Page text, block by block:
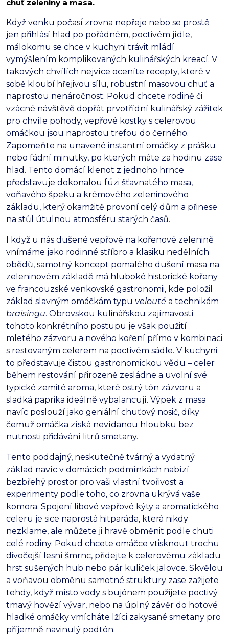
chuť zeleniny a masa.
Když venku počasí zrovna nepřeje nebo se prostě
jen přihlásí hlad po pořádném, poctivém jídle,
málokomu se chce v kuchyni trávit mládí
vymýšlením komplikovaných kulinářských kreací. V
takových chvílích nejvíce oceníte recepty, které v
sobě kloubí hřejivou sílu, robustní masovou chuť a
naprostou nenáročnost. Pokud chcete rodině či
vzácné návštěvě dopřát prvotřídní kulinářský zážitek
pro chvíle pohody, vepřové kostky s celerovou
omáčkou jsou naprostou trefou do černého.
Zapomeňte na unavené instantní omáčky z prášku
nebo fádní minutky, po kterých máte za hodinu zase
hlad. Tento domácí klenot z jednoho hrnce
představuje dokonalou fúzi šťavnatého masa,
voňavého špeku a krémového zeleninového
základu, který okamžitě provoní celý dům a přinese
na stůl útulnou atmosféru starých časů.
I když u nás dušené vepřové na kořenové zelenině
vnímáme jako rodinné stříbro a klasiku nedělních
obědů, samotný koncept pomalého dušení masa na
zeleninovém základě má hluboké historické kořeny
ve francouzské venkovské gastronomii, kde položil
základ slavným omáčkám typu velouté a technikám
braisingu. Obrovskou kulinářskou zajímavostí
tohoto konkrétního postupu je však použití
mletého zázvoru a nového koření přímo v kombinaci
s restovaným celerem na poctivém sádle. V kuchyni
to představuje čistou gastronomickou vědu – celer
během restování přirozeně zesládne a uvolní své
typické zemité aroma, které ostrý tón zázvoru a
sladká paprika ideálně vybalancují. Výpek z masa
navíc poslouží jako geniální chuťový nosič, díky
čemuž omáčka získá nevídanou hloubku bez
nutnosti přidávání litrů smetany.
Tento poddajný, neskutečně tvárný a vydatný
základ navíc v domácích podmínkách nabízí
bezbřehý prostor pro vaši vlastní tvořivost a
experimenty podle toho, co zrovna ukrývá vaše
komora. Spojení libové vepřové kýty a aromatického
celeru je sice naprostá hitparáda, která nikdy
nezklame, ale můžete ji hravě obměnit podle chuti
celé rodiny. Pokud chcete omáčce vtisknout trochu
divočejší lesní šmrnc, přidejte k celerovému základu
hrst sušených hub nebo pár kuliček jalovce. Skvělou
a voňavou obměnu samotné struktury zase zažijete
tehdy, když místo vody s bujónem použijete poctivý
tmavý hovězí vývar, nebo na úplný závěr do hotové
hladké omáčky vmícháte lžíci zakysané smetany pro
příjemně navinulý podtón.